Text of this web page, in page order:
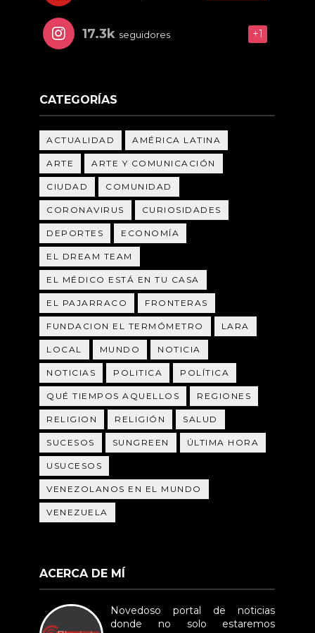
17.3k seguidores +1
CATEGORÍAS
ACTUALIDAD AMÉRICA LATINA
ARTE ARTE Y COMUNICACIÓN
CIUDAD COMUNIDAD
CORONAVIRUS CURIOSIDADES
DEPORTES ECONOMÍA
EL DREAM TEAM
EL MÉDICO ESTÁ EN TU CASA
EL PAJARRACO FRONTERAS
FUNDACION EL TERMÓMETRO LARA
LOCAL MUNDO NOTICIA
NOTICIAS POLITICA POLÍTICA
QUÉ TIEMPOS AQUELLOS REGIONES
RELIGION RELIGIÓN SALUD
SUCESOS SUNGREEN ÚLTIMA HORA
USUCESOS
VENEZOLANOS EN EL MUNDO
VENEZUELA
ACERCA DE MÍ
Novedoso portal de noticias
donde no solo estaremos